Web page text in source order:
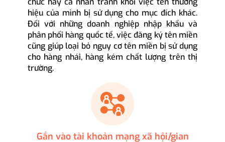
hiệu của mình bị sử dụng cho mục đích khác.
Đối với những doanh nghiệp nhập khẩu và
phân phối hàng quốc tế, việc đăng ký tên miền
cũng giúp loại bỏ nguy cơ tên miền bị sử dụng
cho hàng nhái, hàng kém chất lượng trên thị
trường.
Gắn vào tài khoản mạng xã hội/gian